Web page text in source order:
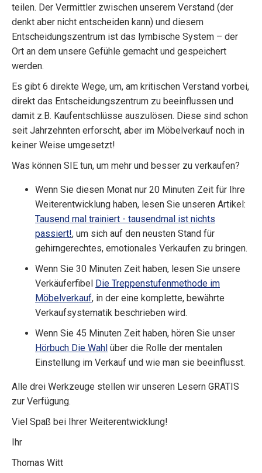
teilen. Der Vermittler zwischen unserem Verstand (der
denkt aber nicht entscheiden kann) und diesem
Entscheidungszentrum ist das lymbische System – der
Ort an dem unsere Gefühle gemacht und gespeichert
werden.
Es gibt 6 direkte Wege, um, am kritischen Verstand vorbei,
direkt das Entscheidungszentrum zu beeinflussen und
damit z.B. Kaufentschlüsse auszulösen. Diese sind schon
seit Jahrzehnten erforscht, aber im Möbelverkauf noch in
keiner Weise umgesetzt!
Was können SIE tun, um mehr und besser zu verkaufen?
Wenn Sie diesen Monat nur 20 Minuten Zeit für Ihre
Weiterentwicklung haben, lesen Sie unseren Artikel:
Tausend mal trainiert - tausendmal ist nichts
passiert!, um sich auf den neusten Stand für
gehirngerechtes, emotionales Verkaufen zu bringen.
Wenn Sie 30 Minuten Zeit haben, lesen Sie unsere
Verkäuferfibel Die Treppenstufenmethode im
Möbelverkauf, in der eine komplette, bewährte
Verkaufsystematik beschrieben wird.
Wenn Sie 45 Minuten Zeit haben, hören Sie unser
Hörbuch Die Wahl über die Rolle der mentalen
Einstellung im Verkauf und wie man sie beeinflusst.
Alle drei Werkzeuge stellen wir unseren Lesern GRATIS
zur Verfügung.
Viel Spaß bei Ihrer Weiterentwicklung!
Ihr
Thomas Witt